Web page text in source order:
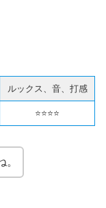
ルックス、音、打感
⭐️⭐️⭐️⭐️